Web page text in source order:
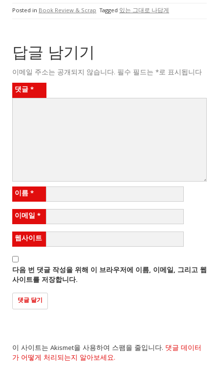
Posted in Book Review & Scrap Tagged 있는 그대로 나답게
답글 남기기
이메일 주소는 공개되지 않습니다. 필수 필드는 *로 표시됩니다
댓글*
이름*
이메일 *
웹사이트
다음 번 댓글 작성을 위해 이 브라우저에 이름, 이메일, 그리고 웹
사이트를 저장합니다.
이 사이트는 Akismet을 사용하여 스팸을 줄입니다. 댓글 데이터
가 어떻게 처리되는지 알아보세요.